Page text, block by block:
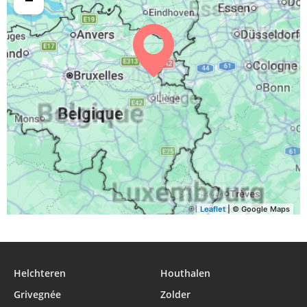
29, Sa 05:29 06:47 13:39 17:25 20:30 21:47
30, Di 05:31 06:48 13:39 17:24 20:28 21:45
31, Lu 05:33 06:50 13:38 17:22 20:26 21:42
Leaflet| © Google Maps
Helchteren
Houthalen
Grivegnée
Zolder